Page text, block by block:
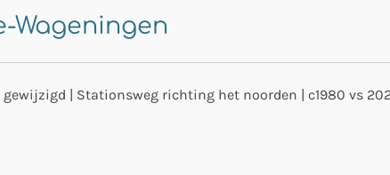
Wageningen
| Stationsweg richting het noorden | c1980 vs